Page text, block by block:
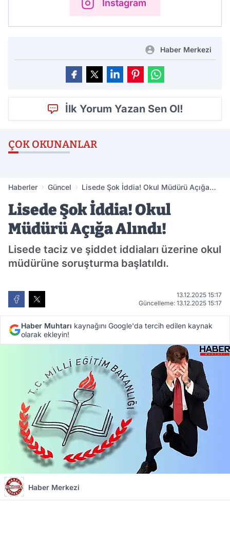
Instagram
Haber Merkezi
İlk Yorum Yazan Sen Ol!
ÇOK OKUNANLAR
Haberler Güncel
Lisede Şok İddia! Okul Müdürü Açığa
Lisede Şok İddia! Okul
Müdürü Açığa Alındı!
Lisede taciz ve şiddet iddiaları üzerine okul
müdürüne soruşturma başlatıldı.
13.12.2025 15:17
Güncelleme: 13.12.2025 15:17
Haber Muhtarı kaynağını Google'da tercih edilen kaynak
olarak ekleyin!
Haber Merkezi